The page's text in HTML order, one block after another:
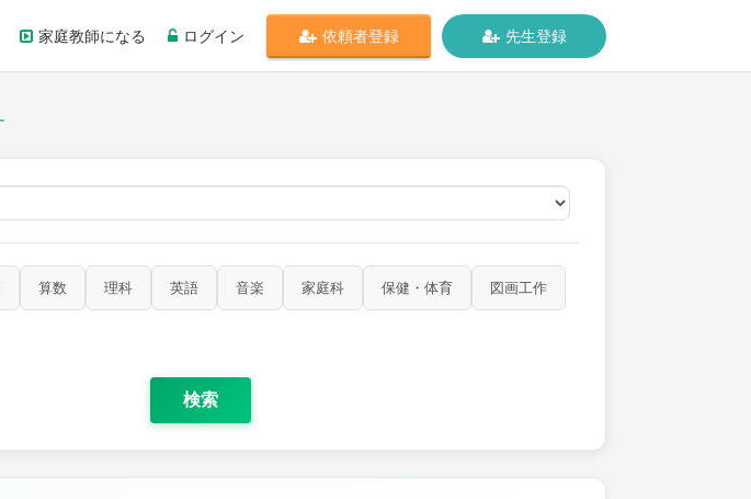
家庭教師になる ログイン 依頼者登録 先生登録
算数 理科 英語 音楽 家庭科 保健・体育 図画工作
検索
書写